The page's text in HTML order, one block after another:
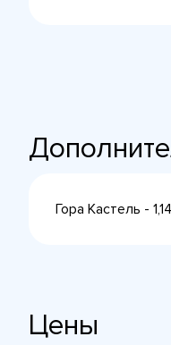
Гора Кастель -
Цены